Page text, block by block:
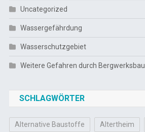
Uncategorized
Wassergefährdung
Wasserschutzgebiet
Weitere Gefahren durch Bergwerksbau
SCHLAGWÖRTER
Alternative Baustoffe Altertheim